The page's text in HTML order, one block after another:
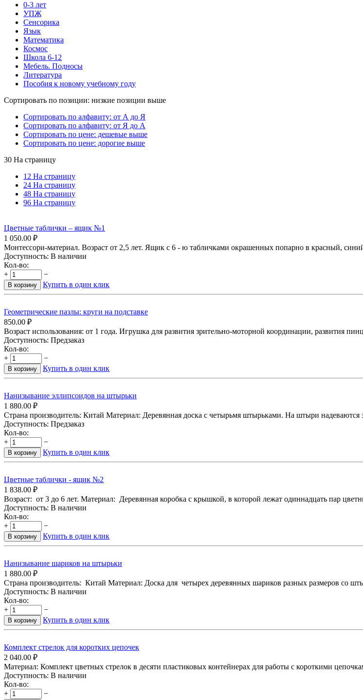
0-3 лет
УПЖ
Сенсорика
Язык
Математика
Космос
Школа 6-12
Мебель. Подносы
Литература
Пособия к новому учебному году
Сортировать по позиции: низкие позиции выше
Сортировать по алфавиту: от А до Я
Сортировать по алфавиту: от Я до А
Сортировать по цене: дешевые выше
Сортировать по цене: дорогие выше
30 На страницу
12 На страницу
24 На страницу
48 На страницу
96 На страницу
Цветные таблички – ящик №1
1 050.00 ₽
Монтессори-материал. Возраст от 2,5 лет. Ящик с 6 - ю табличками окрашенных попарно в красный,
Доступность: В наличии
Кол-во:
+
−
В корзину Купить в один клик
Геометрические пазлы: круги на подставке
850.00 ₽
Возраст использования: от 1 года. Игрушка для развития зрительно-моторной координации, развития
Доступность: Предзаказ
Кол-во:
+
−
В корзину Купить в один клик
Нанизывание эллипсоидов на штырьки
1 880.00 ₽
Страна производитель: Китай Материал: Деревянная доска с четырьмя штырьками. На штыри
Доступность: Предзаказ
Кол-во:
+
−
В корзину Купить в один клик
Цветные таблички - ящик №2
1 838.00 ₽
Возраст: от 3 до 6 лет. Материал: Деревянная коробка с крышкой, в которой лежат одиннадцать пар
Доступность: В наличии
Кол-во:
+
−
В корзину Купить в один клик
Нанизывание шариков на штырьки
1 880.00 ₽
Страна производитель: Китай Материал: Доска для четырех деревянных шариков разных размеров со
Доступность: В наличии
Кол-во:
+
−
В корзину Купить в один клик
Комплект стрелок для коротких цепочек
2 040.00 ₽
Материал: Комплект цветных стрелок в десяти пластиковых контейнерах для работы с короткими
Доступность: В наличии
Кол-во:
+
−